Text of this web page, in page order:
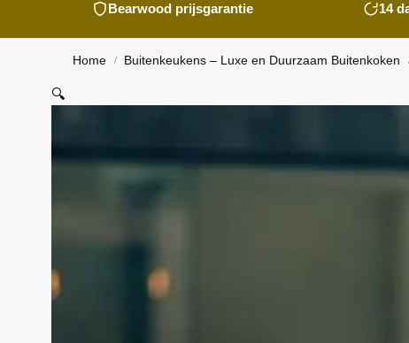
Bearwood prijsgarantie 14
Home / Buitenkeukens – Luxe en Duurzaam Buitenkoken
🔍